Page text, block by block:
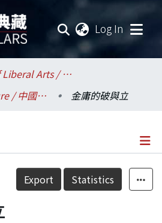
Log In
College of Liberal Arts / 文學院
Chinese Literature / 中國文學系
金庸的破與立
Details
Export Statistics